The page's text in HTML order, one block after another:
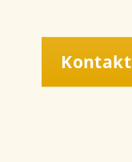
Kontakt